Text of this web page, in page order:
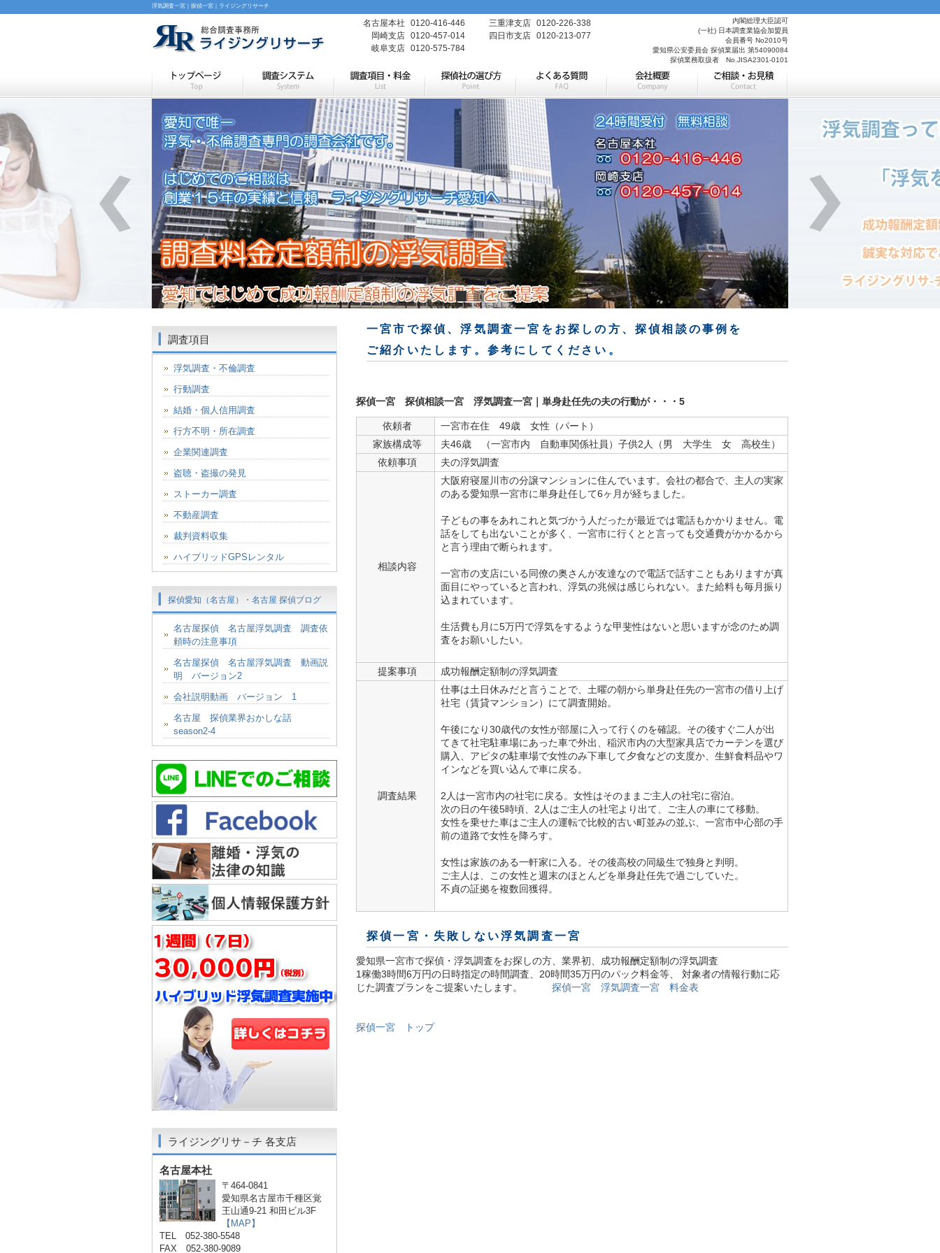
浮気調査一宮｜探偵一宮｜ライジングリサーチ
名古屋本社 0120-416-446 三重津支店 0120-226-338
岡崎支店 0120-457-014 四日市支店 0120-213-077
岐阜支店 0120-575-784
内閣総理大臣認可
(一社) 日本調査業協会加盟員
会員番号 No2010号
愛知県公安委員会 探偵業届出 第54090084
探偵業務取扱者 No.JISA2301-0101
一宮市で探偵、浮気調査一宮をお探しの方、探偵相談の事例を
ご紹介いたします。参考にしてください。
探偵一宮 探偵相談一宮 浮気調査一宮 ｜単身赴任先の夫の行動が・・・5
依頼者
一宮市在住 49歳 女性（パート）
家族構成等
夫46歳 （一宮市内 自動車関係社員）子供2人（男 大学生 女 高校生）
依頼事項
夫の浮気調査
相談内容
大阪府寝屋川市の分譲マンションに住んでいます。会社の都合で、主人の実家
のある愛知県一宮市に単身赴任して6ヶ月が経ちました。
子どもの事をあれこれと気づかう人だったが最近では電話もかかりません。電
話をしても出ないことが多く、一宮市に行くとと言っても交通費がかかるから
と言う理由で断られます。
一宮市の支店にいる同僚の奥さんが友達なので電話で話すこともありますが真
面目にやっていると言われ、浮気の兆候は感じられない。また給料も毎月振り
込まれています。
生活費も月に5万円で浮気をするような甲斐性はないと思いますが念のため調
査をお願いしたい。
提案事項 成功報酬定額制の浮気調査
調査結果
仕事は土日休みだと言うことで、土曜の朝から単身赴任先の一宮市の借り上げ
社宅（賃貸マンション）にて調査開始。
午後になり30歳代の女性が部屋に入って行くのを確認。その後すぐ二人が出
てきて社宅駐車場にあった車で外出、稲沢市内の大型家具店でカーテンを選び
購入、アピタの駐車場で女性のみ下車して夕食などの支度か、生鮮食料品やワ
インなどを買い込んで車に戻る。
2人は一宮市内の社宅に戻る。女性はそのままご主人の社宅に宿泊。
次の日の午後5時頃、2人はご主人の社宅より出て、ご主人の車にて移動。
女性を乗せた車はご主人の運転で比較的古い町並みの並ぶ、一宮市中心部の手
前の道路で女性を降ろす。
女性は家族のある一軒家に入る。その後高校の同級生で独身と判明。
ご主人は、この女性と週末のほとんどを単身赴任先で過ごしていた。
不貞の証拠を複数回獲得。
探偵一宮 ・失敗しない浮気調査一宮
愛知県一宮市で探偵・浮気調査をお探しの方、業界初、成功報酬定額制の浮気調査
1稼働3時間6万円の日時指定の時間調査、20時間35万円のパック料金等、 対象者の情報行動に応
じた調査プランをご提案いたします。 探偵一宮 浮気調査一宮 料金表
探偵一宮 トップ
調査項目
浮気調査・不倫調査
行動調査
結婚・個人信用調査
行方不明・所在調査
企業関連調査
盗聴・盗撮の発見
ストーカー調査
不動産調査
裁判資料収集
ハイブリッドGPSレンタル
探偵愛知（名古屋）・名古屋 探偵ブログ
名古屋探偵 名古屋浮気調査 調査依
頼時の注意事項
名古屋探偵 名古屋浮気調査 動画説
明 バージョン2
会社説明動画 バージョン 1
名古屋 探偵業界おかしな話
season2-4
ライジングリサ－チ 各支店
名古屋本社
〒464-0841
愛知県名古屋市千種区覚
王山通9-21 和田ビル3F
【MAP】
TEL 052-380-5548
FAX 052-380-9089